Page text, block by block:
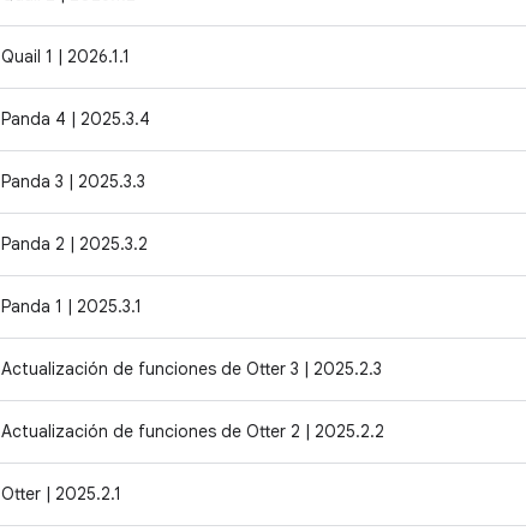
Quail 1 | 2026.1.1
Panda 4 | 2025.3.4
Panda 3 | 2025.3.3
Panda 2 | 2025.3.2
Panda 1 | 2025.3.1
Actualización de funciones de Otter 3 | 2025.2.3
Actualización de funciones de Otter 2 | 2025.2.2
Otter | 2025.2.1